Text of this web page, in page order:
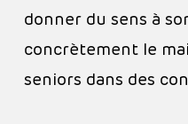
donner du sens à
concrètement le
seniors dans des